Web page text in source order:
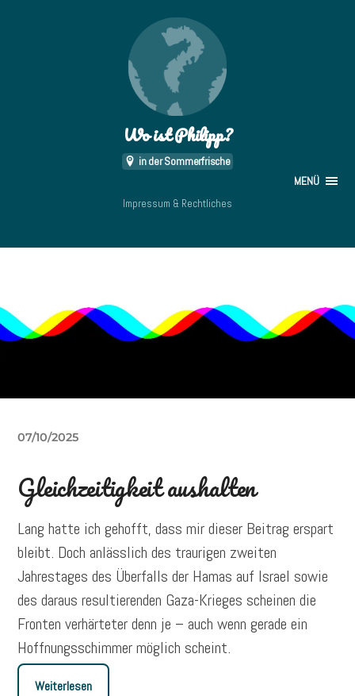
Wo ist Philipp?
in der Sommerfrische
MENÜ
Impressum & Rechtliches
07/10/2025
Gleichzeitigkeit aushalten
Lang hatte ich gehofft, dass mir dieser Beitrag erspart
bleibt. Doch anlässlich des traurigen zweiten
Jahrestages des Überfalls der Hamas auf Israel sowie
des daraus resultierenden Gaza-Krieges scheinen die
Fronten verhärteter denn je – auch wenn gerade ein
Hoffnungsschimmer möglich scheint.
Weiterlesen